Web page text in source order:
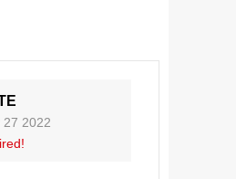
27 2022